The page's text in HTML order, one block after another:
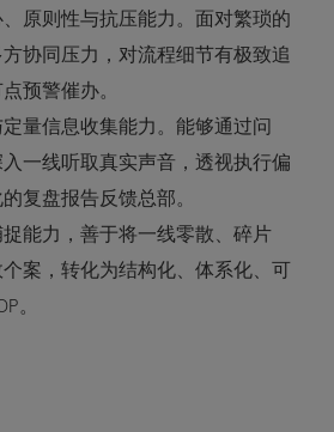
原则性与抗压能力。面对繁琐的
协同压力，对流程细节有极致追
预警催办。
量信息收集能力。能够通过问
一线听取真实声音，透视执行偏
复盘报告反馈总部。
能力，善于将一线零散、碎片
案，转化为结构化、体系化、可
。